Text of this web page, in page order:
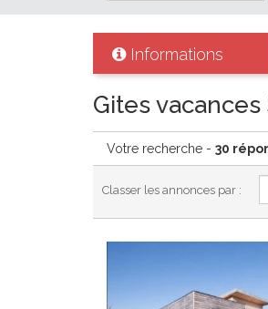
Informations
identifiés et les biens loués existent
Gites vacances
Votre recherche - 30
Classer les annonces par :